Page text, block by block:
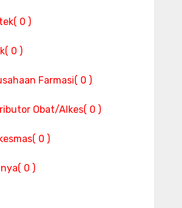
( 0 )
( 0 )
Farmasi( 0 )
Obat/Alkes( 0 )
( 0 )
( 0 )